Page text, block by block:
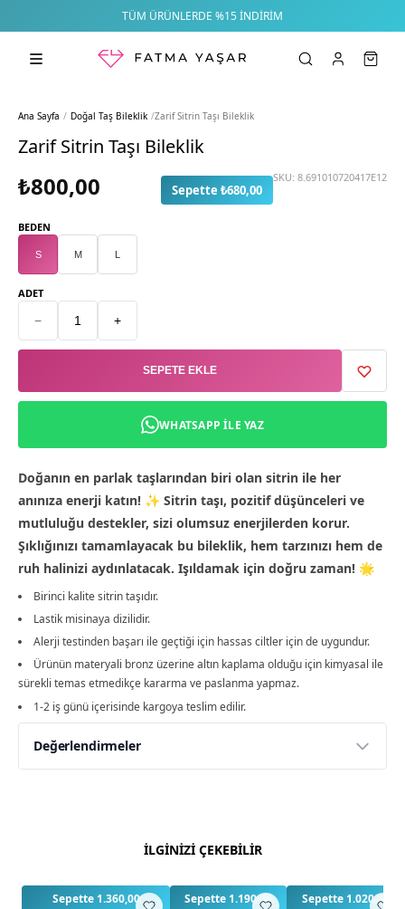
TÜM ÜRÜNLERDE %15 İNDIRIM
Ana Sayfa / Doğal Taş Bileklik /Zarif Sitrin Taşı Bileklik
Zarif Sitrin Taşı Bileklik
₺800,00 Sepette ₺680,00
SKU: 8.691010720417E12
BEDEN
S M L
ADET
− +
SEPETE EKLE
WHATSAPP ILE YAZ
Doğanın en parlak taşlarından biri olan sitrin ile her
anınıza enerji katın! ✨ Sitrin taşı, pozitif düşünceleri ve
mutluluğu destekler, sizi olumsuz enerjilerden korur.
Şıklığınızı tamamlayacak bu bileklik, hem tarzınızı hem de
ruh halinizi aydınlatacak. Işıldamak için doğru zaman! 🌟
Birinci kalite sitrin taşıdır.
Lastik misinaya dizilidir.
Alerji testinden başarı ile geçtiği için hassas ciltler için de uygundur.
Ürünün materyali bronz üzerine altın kaplama olduğu için kimyasal ile
sürekli temas etmedikçe kararma ve paslanma yapmaz.
1-2 iş günü içerisinde kargoya teslim edilir.
Değerlendirmeler
Bu ürün için henüz değerlendirme yapılmamış.
İLGİNİZİ ÇEKEBİLİR
Sepette 1.360,00 Sepette 1.190,00 Sepette 1.020,00